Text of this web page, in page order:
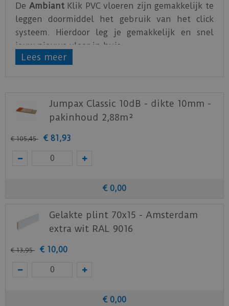
De Ambiant Klik PVC vloeren zijn gemakkelijk te
leggen doormiddel het gebruik van het click
systeem. Hierdoor leg je gemakkelijk en snel
jouw nieuwe vloer in huis.
De PVC vloeren van
Alle Ambiant vloeren zijn voorzien van een
geïntegreerde ondervloerdie in staat is om
overbruggen.
Download
de leg- en onderhoudsinstructie.
de acclimatiseer instructie.
Ambiant PVC vloeren.
Staal aanvragen
Benieuwd hoe deze nieuwe vloer eruit ziet bij je
nieuwe of huidige meubels? Vraag dan
Lees meer
Jumpax Classic 10dB - dikte 10mm -
pakinhoud 2,88m²
€ 105,45 € 81,93
€ 0,00
Gelakte plint 70x15 - Amsterdam
extra wit RAL 9016
€ 13,95 € 10,00
€ 0,00